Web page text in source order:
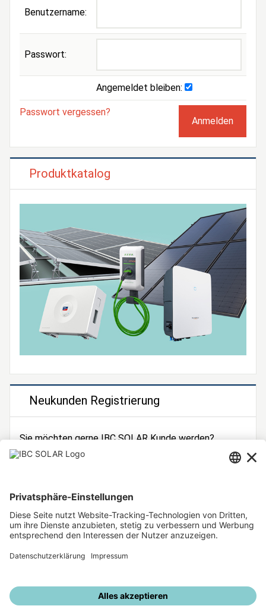
Benutzername:
Passwort:
Angemeldet bleiben:
Passwort vergessen?
Produktkatalog
Neukunden Registrierung
Sie möchten gerne IBC SOLAR Kunde werden?
Dann registrieren Sie sich jetzt!
Unsere weiteren Angebote
IBC SOLAR Webseite